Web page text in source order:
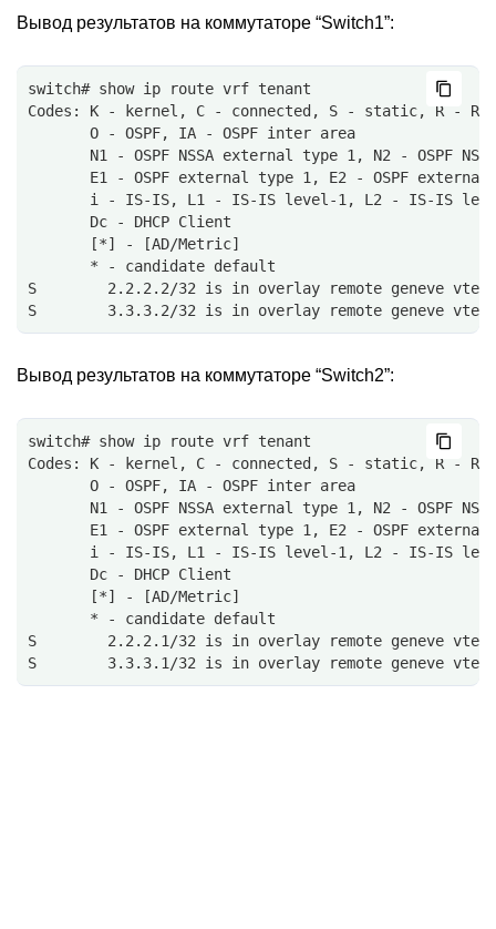
Вывод результатов на коммутаторе “Switch1”:
switch# show ip route vrf tenant
Codes: K - kernel, C - connected, S - static, R -
       O - OSPF, IA - OSPF inter area
N1 - OSPF NSSA external type 1, N2 - OSPF
E1 - OSPF external type 1, E2 - OSPF external
i - IS-IS, L1 - IS-IS level-1, L2 - IS-IS
       Dc - DHCP Client
       [*] - [AD/Metric]
       * - candidate default
S        2.2.2.2/32 is in overlay remote geneve
S        3.3.3.2/32 is in overlay remote geneve
Вывод результатов на коммутаторе “Switch2”:
switch# show ip route vrf tenant
Codes: K - kernel, C - connected, S - static, R -
       O - OSPF, IA - OSPF inter area
N1 - OSPF NSSA external type 1, N2 - OSPF
E1 - OSPF external type 1, E2 - OSPF external
i - IS-IS, L1 - IS-IS level-1, L2 - IS-IS
       Dc - DHCP Client
       [*] - [AD/Metric]
       * - candidate default
S        2.2.2.1/32 is in overlay remote geneve
S        3.3.3.1/32 is in overlay remote geneve